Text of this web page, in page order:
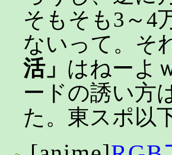
そもそも3～4
ないって。そ
活」 はねーよ
ードの誘い方
た。東スポ以